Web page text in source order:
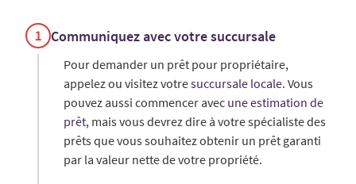
Communiquez avec votre succursale
Pour demander un prêt pour propriétaire,
appelez ou visitez votresuccursale locale. Vous
pouvez aussi commencer avec une estimation de
prêt, mais vous devrez dire à votre spécialiste des
prêts que vous souhaitez obtenir un prêt garanti
par la valeur nette de votre propriété.